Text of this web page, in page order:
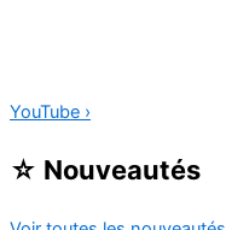
YouTube ›
☆ Nouveautés